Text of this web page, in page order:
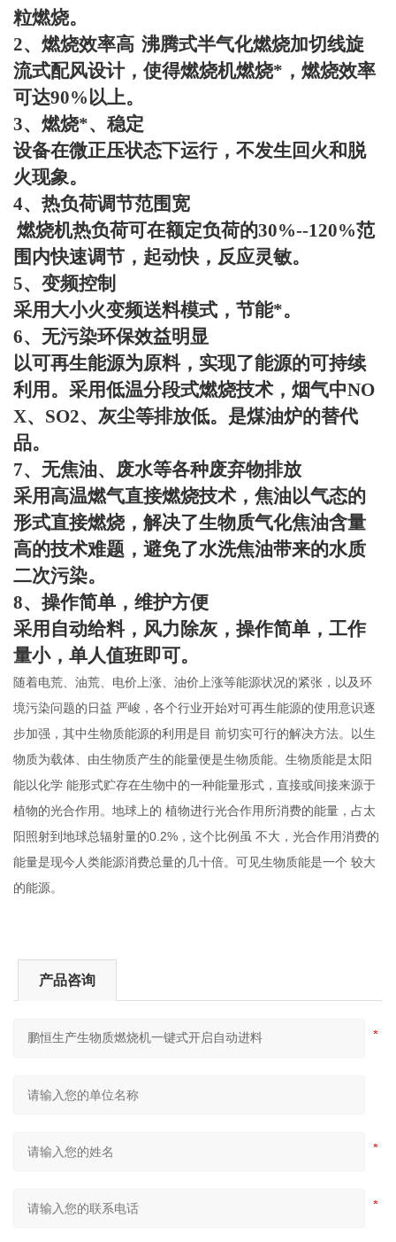
粒燃烧。
2、燃烧效率高 沸腾式半气化燃烧加切线旋
流式配风设计，使得燃烧机燃烧*，燃烧效率
可达90%以上。
3、燃烧*、稳定
设备在微正压状态下运行，不发生回火和脱
火现象。
4、热负荷调节范围宽
燃烧机热负荷可在额定负荷的30%--120%范
围内快速调节，起动快，反应灵敏。
5、变频控制
采用大小火变频送料模式，节能*。
6、无污染环保效益明显
以可再生能源为原料，实现了能源的可持续
利用。采用低温分段式燃烧技术，烟气中NO
X、 SO2、灰尘等排放低。是煤油炉的替代
品。
7、无焦油、废水等各种废弃物排放
采用高温燃气直接燃烧技术，焦油以气态的
形式直接燃烧，解决了生物质气化焦油含量
高的技术难题，避免了水洗焦油带来的水质
二次污染。
8、操作简单，维护方便
采用自动给料，风力除灰，操作简单，工作
量小，单人值班即可。
随着电荒、油荒、电价上涨、油价上涨等能源状况的紧张，以及环
境污染问题的日益 严峻，各个行业开始对可再生能源的使用意识逐
步加强，其中生物质能源的利用是目 前切实可行的解决方法。
以生
物质为载体、由生物质产生的能量便是生物质能。生物质能是太阳
能以化学 能形式贮存在生物中的一种能量形式，直接或间接来源于
植物的光合作用。地球上的 植物进行光合作用所消费的能量，占太
阳照射到地球总辐射量的0.2% ，这个比例虽 不大，光合作用消费的
能量是现今人类能源消费总量的几十倍。可见生物质能是一个 较大
的能源。
产品咨询